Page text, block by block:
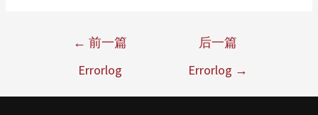
← 前一篇
Errorlog
后一篇
Errorlog →